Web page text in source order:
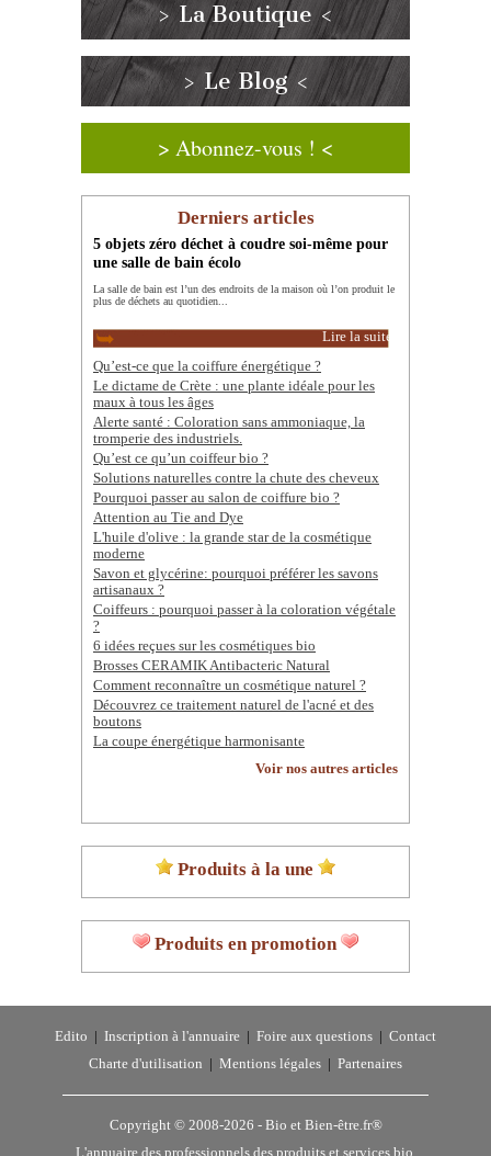
> La Boutique <
> Le Blog <
> Abonnez-vous ! <
Derniers articles
5 objets zéro déchet à coudre soi-même pour
une salle de bain écolo
La salle de bain est l’un des endroits de la maison où l’on produit le
plus de déchets au quotidien...
Lire la suite
Qu’est-ce que la coiffure énergétique ?
Le dictame de Crète : une plante idéale pour les
maux à tous les âges
Alerte santé : Coloration sans ammoniaque, la
tromperie des industriels.
Qu’est ce qu’un coiffeur bio ?
Solutions naturelles contre la chute des cheveux
Pourquoi passer au salon de coiffure bio ?
Attention au Tie and Dye
L'huile d'olive : la grande star de la cosmétique
moderne
Savon et glycérine: pourquoi préférer les savons
artisanaux ?
Coiffeurs : pourquoi passer à la coloration végétale
?
6 idées reçues sur les cosmétiques bio
Brosses CERAMIK Antibacteric Natural
Comment reconnaître un cosmétique naturel ?
Découvrez ce traitement naturel de l'acné et des
boutons
La coupe énergétique harmonisante
Voir nos autres articles
Produits à la une
Produits en promotion
Edito Inscription à l'annuaire Foire aux questions
Contact
Charte d'utilisation
Mentions légales Partenaires
Copyright © 2008-2026 - Bio et Bien-être.fr®